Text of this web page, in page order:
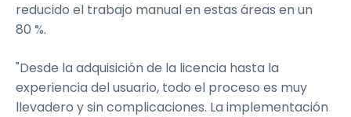
reducido el trabajo manual en estas áreas en un
80 %.
"Desde la adquisición de la licencia hasta la
experiencia del usuario, todo el proceso es muy
llevadero y sin complicaciones. La implementación